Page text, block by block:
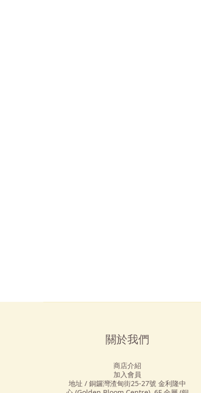
關於我們
商店介紹
加入會員
地址 / 銅鑼灣渣甸街25-27號 金利隆中